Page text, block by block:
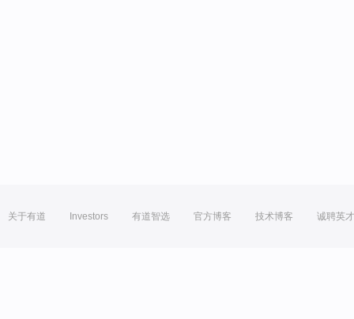
关于有道 Investors 有道智选 官方博客 技术博客 诚聘英才